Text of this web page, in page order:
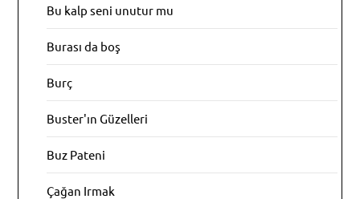
Bu kalp seni unutur mu
Burası da boş
Burç
Buster'ın Güzelleri
Buz Pateni
Çağan Irmak